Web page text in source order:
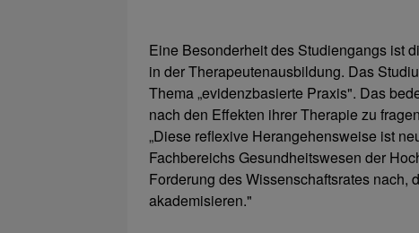
Eine Besonderheit des Studiengangs ist
in der Therapeutenausbildung. Das
Thema „evidenzbasierte Praxis". Das
nach den Effekten ihrer Therapie zu
„Diese reflexive Herangehensweise ist
Fachbereichs Gesundheitswesen der
Forderung des Wissenschaftsrates
akademisieren."